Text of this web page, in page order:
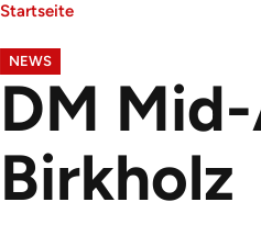
Startseite
NEWS
DM
Birkholz